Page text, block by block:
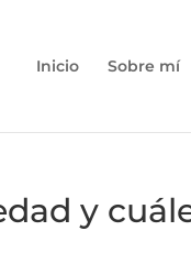
Inicio Sobre mí
y